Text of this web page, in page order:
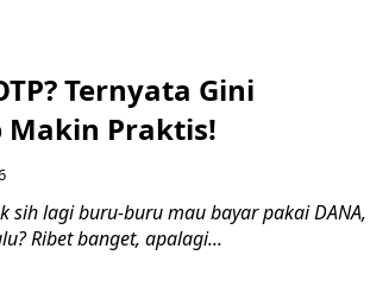
Ternyata Gini
Makin Praktis!
sih lagi buru-buru mau bayar pakai DANA,
Ribet banget, apalagi...